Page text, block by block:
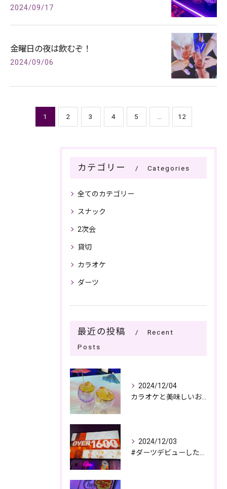
2024/09/17
金曜日の夜は飲むぞ！
2024/09/06
1 2 3 4 5 12
カテゴリー Categories
全てのカテゴリー
スナック
2次会
貸切
カラオケ
ダーツ
最近の投稿
Recent
Posts
2024/12/04
2024/12/03